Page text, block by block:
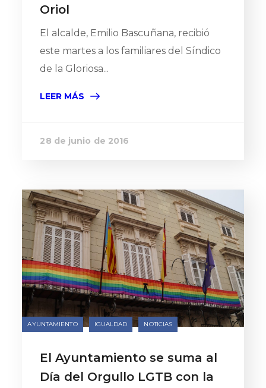
Oriol
El alcalde, Emilio Bascuñana, recibió
este martes a los familiares del Síndico
de la Gloriosa...
LEER MÁS
28 de junio de 2016
AYUNTAMIENTO IGUALDAD NOTICIAS
El Ayuntamiento se suma al
Día del Orgullo LGTB con la